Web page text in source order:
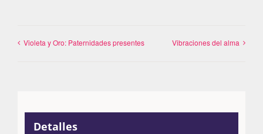
Violeta y Oro: Paternidades presentes Vibraciones del alma
Detalles